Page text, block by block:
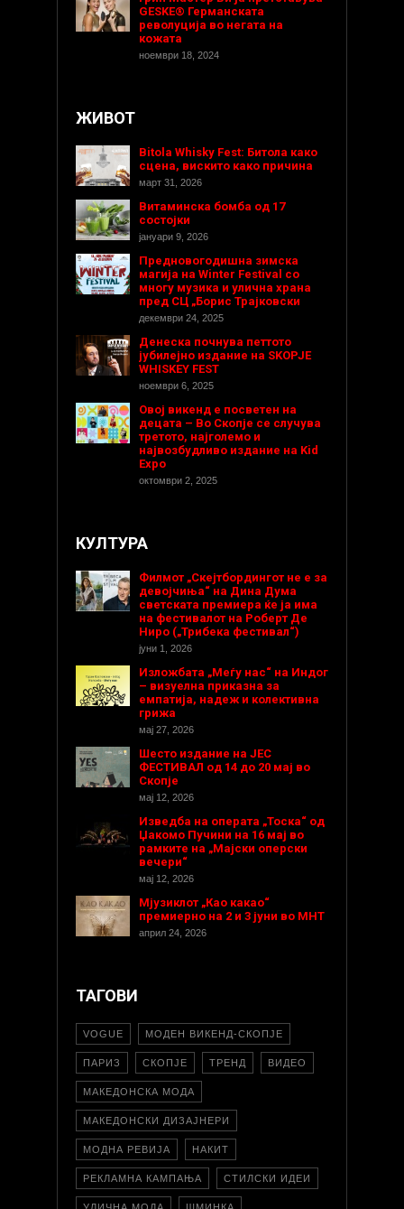
GESKE® Германската
револуција во негата на
кожата
ноември 18, 2024
ЖИВОТ
Bitola Whisky Fest: Битола како
сцена, вискито како причина
март 31, 2026
Витаминска бомба од 17
состојки
јануари 9, 2026
Предновогодишнa зимска
магија на Winter Festival со
многу музика и улична храна
пред СЦ „Борис Трајковски
декември 24, 2025
Денеска почнува петтото
јубилејно издание на SKOPJE
WHISKEY FEST
ноември 6, 2025
Овој викенд е посветен на
децата – Во Скопје се случува
третото, најголемо и
највозбудливо издание на Kid
Expo
октомври 2, 2025
КУЛТУРА
Филмот „Скејтбордингот не е за
девојчиња“ на Дина Дума
светската премиера ќе ја има
на фестивалот на Роберт Де
Ниро („Трибека фестивал“)
јуни 1, 2026
Изложбата „Меѓу нас“ на Индог
– визуелна приказна за
емпатија, надеж и колективна
грижа
мај 27, 2026
Шесто издание на ЈЕС
ФЕСТИВАЛ од 14 до 20 мај во
Скопје
мај 12, 2026
Изведба на операта „Тоска“ од
Џакомо Пучини на 16 мај во
рамките на „Мајски оперски
вечери“
мај 12, 2026
Мјузиклот „Као какао“
премиерно на 2 и 3 јуни во МНТ
април 24, 2026
ТАГОВИ
VOGUE МОДЕН ВИКЕНД-СКОПЈЕ
ПАРИЗ СКОПЈЕ ТРЕНД ВИДЕО
МАКЕДОНСКА МОДА
МАКЕДОНСКИ ДИЗАЈНЕРИ
МОДНА РЕВИЈА НАКИТ
РЕКЛАМНА КАМПАЊА СТИЛСКИ ИДЕИ